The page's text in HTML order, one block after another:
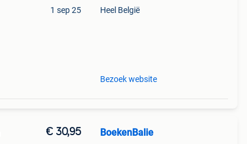
1 sep 25 Heel België
Bezoek website
€ 30,95 BoekenBalie